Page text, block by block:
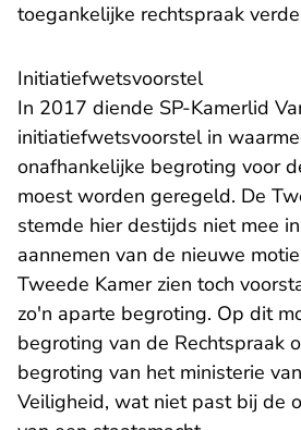
toegankelijke rechtspraak
Initiatiefwetsvoorstel
In 2017 diende SP-Kamerlid
initiatiefwetsvoorstel in
onafhankelijke begroting voor
moest worden geregeld. De
stemde hier destijds niet mee in
aannemen van de nieuwe
Tweede Kamer zien toch
zo'n aparte begroting. Op dit
begroting van de Rechtspraak
begroting van het ministerie
Veiligheid, wat niet past bij de